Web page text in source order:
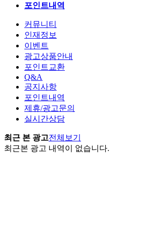
포인트내역
커뮤니티
인재정보
이벤트
광고상품안내
포인트교환
Q&A
공지사항
포인트내역
제휴/광고문의
실시간상담
최근 본 광고전체보기
최근본 광고 내역이 없습니다.